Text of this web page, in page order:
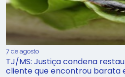
7 de agosto
TJ/MS: Justiça condena
cliente que encontrou barata